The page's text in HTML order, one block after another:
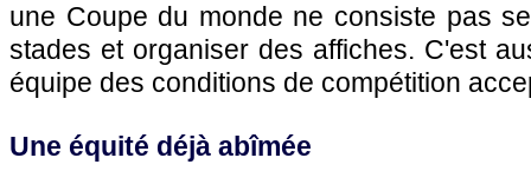
une Coupe du monde ne consiste pas
stades et organiser des affiches. C'est
équipe des conditions de compétition
Une équité déjà abîmée